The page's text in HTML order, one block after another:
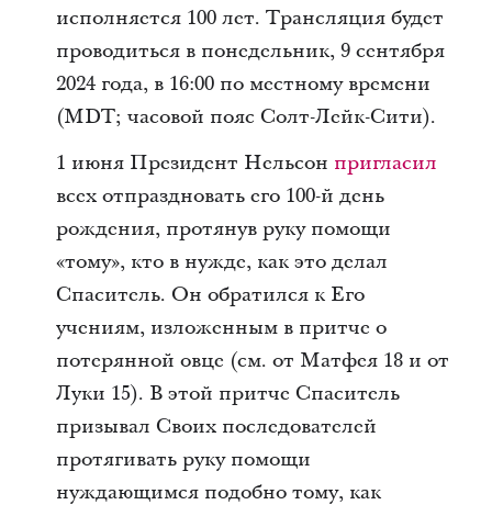
исполняется 100 лет. Трансляция будет
проводиться в понедельник, 9 сентября
2024 года, в 16:00 по местному времени
(MDT; часовой пояс Солт-Лейк-Сити).
1 июня Президент Нельсон пригласил
всех отпраздновать его 100-й день
рождения, протянув руку помощи
«тому», кто в нужде, как это делал
Спаситель. Он обратился к Его
учениям, изложенным в притче о
потерянной овце (см. от Матфея 18 и от
Луки 15). В этой притче Спаситель
призывал Своих последователей
протягивать руку помощи
нуждающимся подобно тому, как